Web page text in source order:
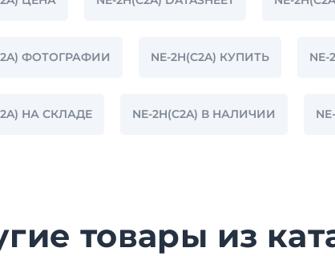
ФОТОГРАФИИ NE-2H(C2A) КУПИТЬ
НА СКЛАДЕ NE-2H(C2A) В НАЛИЧИИ
товары из